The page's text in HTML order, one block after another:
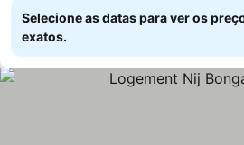
Selecione as datas para ver os
exatos.